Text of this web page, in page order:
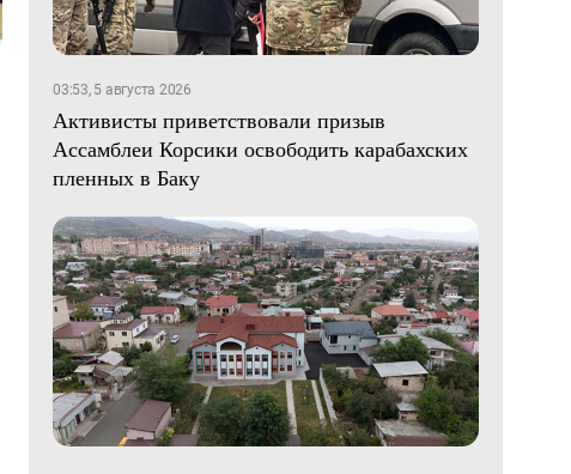
03:53, 5 августа 2026
Активисты приветствовали призыв
Ассамблеи Корсики освободить карабахских
пленных в Баку